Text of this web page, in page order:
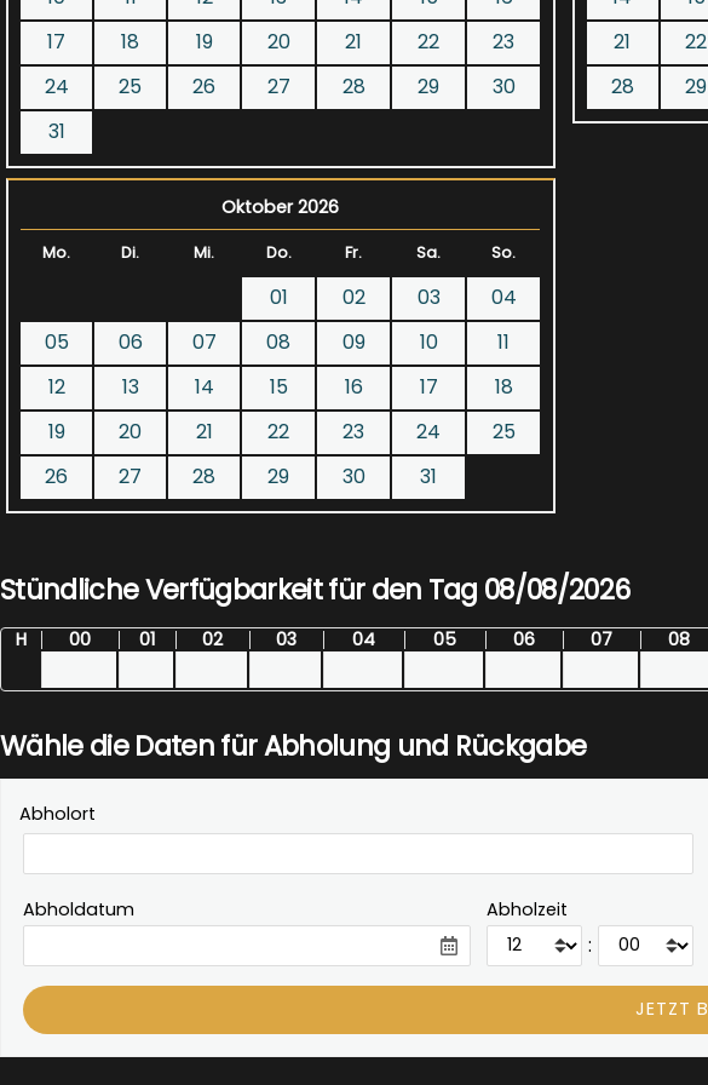
17
18 19 20 21 22
23
24
25 26 27 28 29
30
31
21
22
28
29
Oktober 2026
Mo. Di. Mi. Do. Fr. Sa. So.
01 02 03
04
05
06 07 08 09 10
11
12
13 14 15 16 17
18
19
20 21 22 23 24
25
26
27 28 29 30 31
Stündliche Verfügbarkeit für den Tag 08/08/2026
H 00 01 02 03 04 05 06 07 08
Wähle die Daten für Abholung und Rückgabe
Abholort
Abholdatum Abholzeit
: